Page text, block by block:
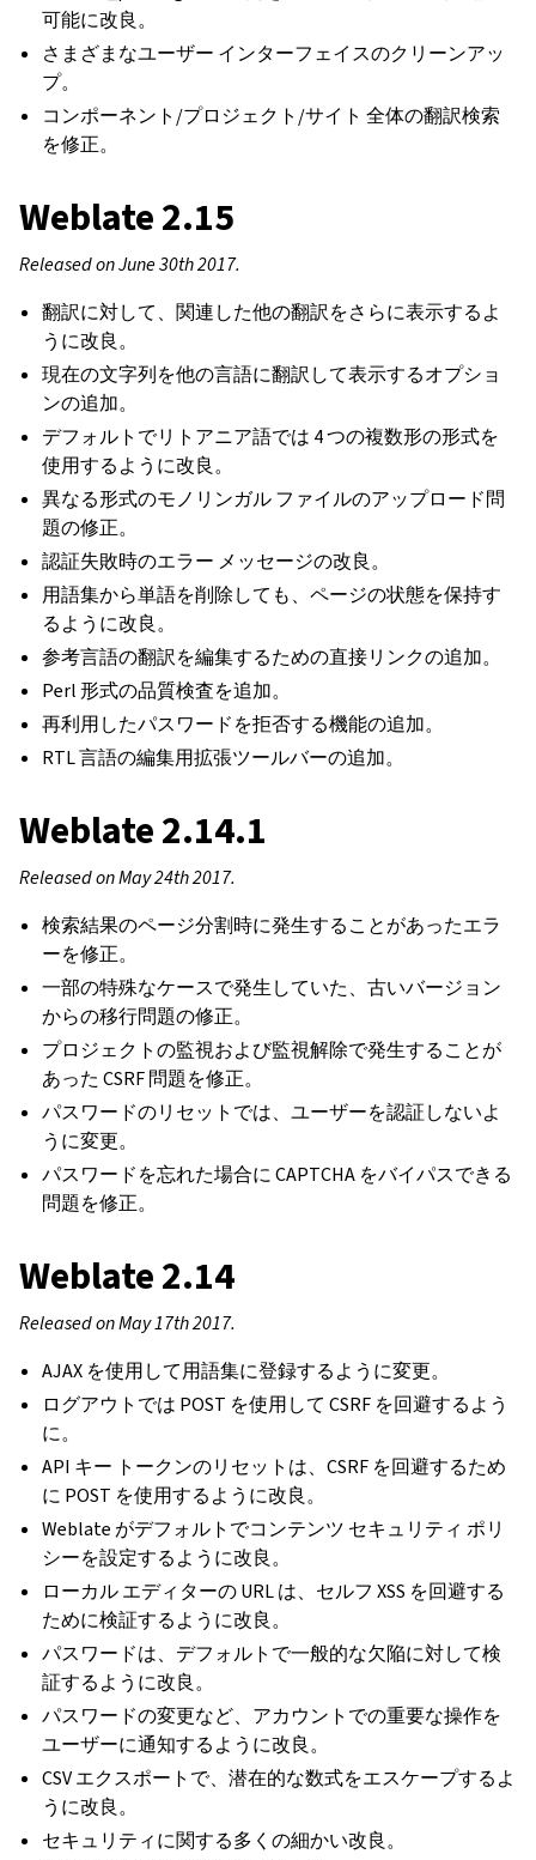
可能に改良。
さまざまなユーザー インターフェイスのクリーンアッ
プ。
コンポーネント/プロジェクト/サイト 全体の翻訳検索
を修正。
Weblate 2.15
Released on June 30th 2017.
翻訳に対して、関連した他の翻訳をさらに表示するよ
うに改良。
現在の文字列を他の言語に翻訳して表示するオプショ
ンの追加。
デフォルトでリトアニア語では 4 つの複数形の形式を
使用するように改良。
異なる形式のモノリンガル ファイルのアップロード問
題の修正。
認証失敗時のエラー メッセージの改良。
用語集から単語を削除しても、ページの状態を保持す
るように改良。
参考言語の翻訳を編集するための直接リンクの追加。
Perl 形式の品質検査を追加。
再利用したパスワードを拒否する機能の追加。
RTL 言語の編集用拡張ツールバーの追加。
Weblate 2.14.1
Released on May 24th 2017.
検索結果のページ分割時に発生することがあったエラ
ーを修正。
一部の特殊なケースで発生していた、古いバージョン
からの移行問題の修正。
プロジェクトの監視および監視解除で発生することが
あった CSRF 問題を修正。
パスワードのリセットでは、ユーザーを認証しないよ
うに変更。
パスワードを忘れた場合に CAPTCHA をバイパスできる
問題を修正。
Weblate 2.14
Released on May 17th 2017.
AJAX を使用して用語集に登録するように変更。
ログアウトでは POST を使用して CSRF を回避するよう
に。
API キー トークンのリセットは、CSRF を回避するため
に POST を使用するように改良。
Weblate がデフォルトでコンテンツ セキュリティ ポリ
シーを設定するように改良。
ローカル エディターの URL は、セルフ XSS を回避する
ために検証するように改良。
パスワードは、デフォルトで一般的な欠陥に対して検
証するように改良。
パスワードの変更など、アカウントでの重要な操作を
ユーザーに通知するように改良。
CSV エクスポートで、潜在的な数式をエスケープするよ
うに改良。
セキュリティに関する多くの細かい改良。